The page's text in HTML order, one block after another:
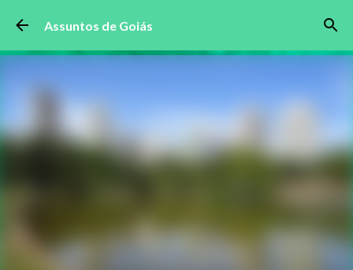
Pular para o conteúdo principal
Assuntos de Goiás